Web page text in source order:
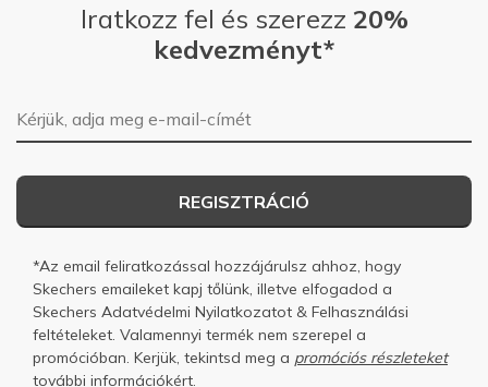
Iratkozz fel és szerezz 20%
kedvezményt*
E-mail-cím
REGISZTRÁCIÓ
*Az email feliratkozással hozzájárulsz ahhoz, hogy
Skechers emaileket kapj tőlünk, illetve elfogadod a
Skechers Adatvédelmi Nyilatkozatot & Felhasználási
feltételeket. Valamennyi termék nem szerepel a
promócióban. Kerjük, tekintsd meg a promóciós részleteket
további információkért.